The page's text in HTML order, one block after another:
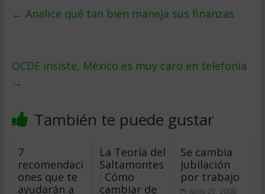
← Analice qué tan bien maneja sus finanzas
OCDE insiste, México es muy caro en telefoní­a
→
También te puede gustar
7
recomendaci
ones que te
ayudarán a
La Teoría del
Saltamontes
: Cómo
cambiar de
Se cambia
jubilación
por trabajo
junio 25, 2008